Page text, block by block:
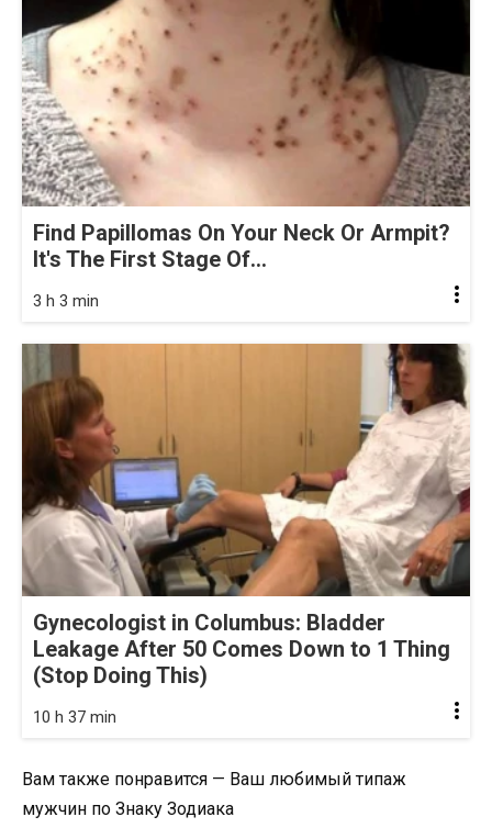
Find Papillomas On Your Neck Or Armpit?
It's The First Stage Of...
3 h 3 min
Gynecologist in Columbus: Bladder
Leakage After 50 Comes Down to 1 Thing
(Stop Doing This)
10 h 37 min
Вам также понравится — Ваш любимый типаж
мужчин по Знаку Зодиака